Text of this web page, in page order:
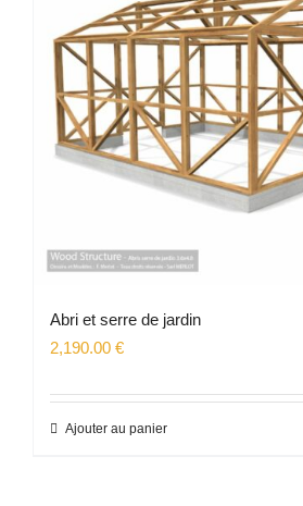
Abri et serre de jardin
2,190.00 €
Ajouter au panier